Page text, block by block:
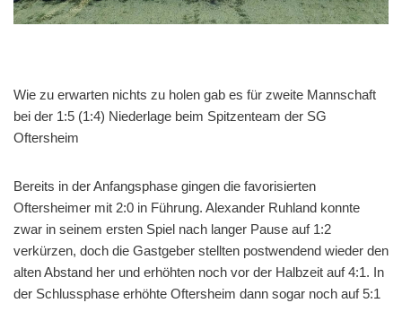
Wie zu erwarten nichts zu holen gab es für zweite Mannschaft
bei der 1:5 (1:4) Niederlage beim Spitzenteam der SG
Oftersheim
Bereits in der Anfangsphase gingen die favorisierten
Oftersheimer mit 2:0 in Führung. Alexander Ruhland konnte
zwar in seinem ersten Spiel nach langer Pause auf 1:2
verkürzen, doch die Gastgeber stellten postwendend wieder den
alten Abstand her und erhöhten noch vor der Halbzeit auf 4:1. In
der Schlussphase erhöhte Oftersheim dann sogar noch auf 5:1